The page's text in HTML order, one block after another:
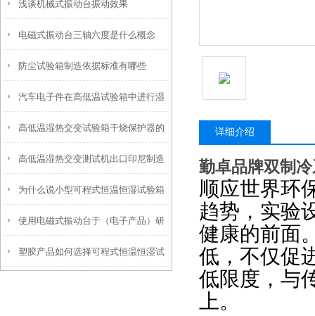
精密医疗器械安全可靠
浅谈机械式振动台振动效果
电磁式振动台三轴六度是什么概念
防尘试验箱制造依据标准有哪些
汽车电子件在高低温试验箱中进行湿
热试验的好处
高低温湿热交变试验箱干烧保护器的
作用
高低温湿热交变测试机出口印尼制造
要求是怎样的呢
为什么说小型可程式恒温恒湿试验箱
更适用于金属组件呢
使用电磁式振动台于（电子产品）研
发的好处
塑胶产品如何选择可程式恒温恒湿试
详细介绍
勤卓品牌双制
顺应世界环
趋势，实验
健康的前面
低，不仅促
低限度，与
上。